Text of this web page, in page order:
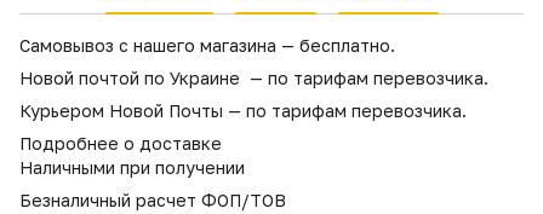
Самовывоз с нашего магазина — бесплатно.
Новой почтой по Украине — по тарифам перевозчика.
Курьером Новой Почты — по тарифам перевозчика.
Подробнее о доставке
Наличными при получении
Безналичный расчет ФОП/ТОВ